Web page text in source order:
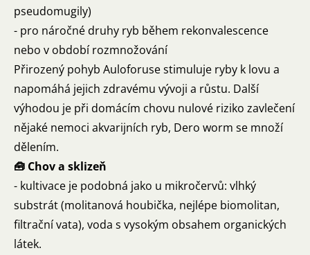
pseudomugily)
- pro náročné druhy ryb během rekonvalescence
nebo v období rozmnožování
Přirozený pohyb Auloforuse stimuluje ryby k lovu a
napomáhá jejich zdravému vývoji a růstu. Další
výhodou je při domácím chovu nulové riziko zavlečení
nějaké nemoci akvarijních ryb, Dero worm se množí
dělením.
🧰 Chov a sklizeň
- kultivace je podobná jako u mikročervů: vlhký
substrát (molitanová houbička, nejlépe biomolitan,
filtrační vata), voda s vysokým obsahem organických
látek.